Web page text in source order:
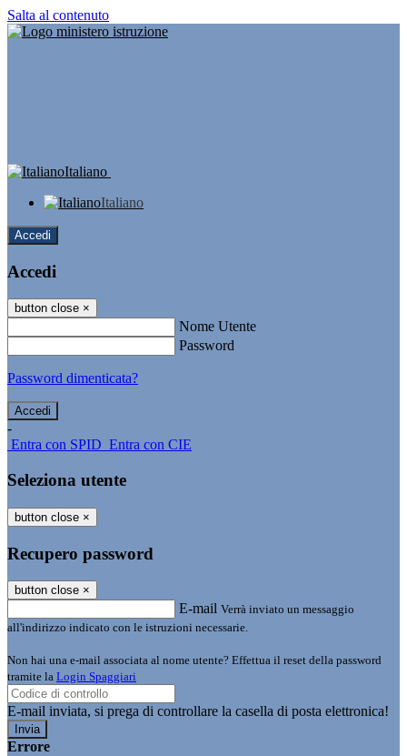
Salta al contenuto
Italiano
Italiano
Accedi
Accedi
button close ×
Nome Utente
Password
Password dimenticata?
-
Entra con SPID Entra con CIE
Seleziona utente
button close ×
Recupero password
button close ×
E-mail Verrà inviato un messaggio
all'indirizzo indicato con le istruzioni necessarie.
Non hai una e-mail associata al nome utente? Effettua il reset della password
tramite la Login Spaggiari
E-mail inviata, si prega di controllare la casella di posta elettronica!
Errore